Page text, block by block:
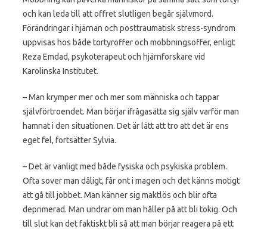
och kan leda till att offret slutligen begår självmord.
Förändringar i hjärnan och posttraumatisk stress-syndrom
uppvisas hos både tortyroffer och mobbningsoffer, enligt
Reza Emdad, psykoterapeut och hjärnforskare vid
Karolinska Institutet.
– Man krymper mer och mer som människa och tappar
självförtroendet. Man börjar ifrågasätta sig själv varför man
hamnat i den situationen. Det är lätt att tro att det är ens
eget fel, fortsätter Sylvia.
– Det är vanligt med både fysiska och psykiska problem.
Ofta sover man dåligt, får ont i magen och det känns motigt
att gå till jobbet. Man känner sig maktlös och blir ofta
deprimerad. Man undrar om man håller på att bli tokig. Och
till slut kan det faktiskt bli så att man börjar reagera på ett